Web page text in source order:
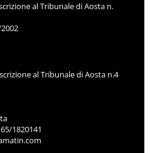
al Tribunale di Aosta n.
al Tribunale di Aosta n.4
1820141